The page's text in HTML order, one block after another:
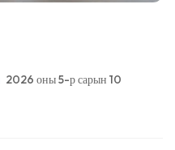
2026 оны 5-р сарын 10